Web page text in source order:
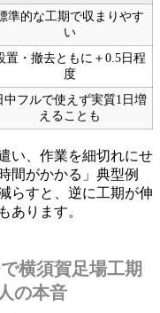
準的な工期で収まりやす
い
置・撤去ともに＋0.5日程
度
中フルで使えず実質1日増
えることも
い、作業を細切れにせ
間がかかる」典型例
らすと、逆に工期が伸
あります。
横須賀足場工期
の本音